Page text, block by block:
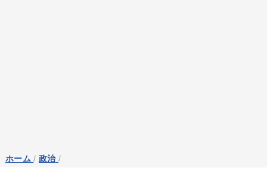
ホーム / 政治 /